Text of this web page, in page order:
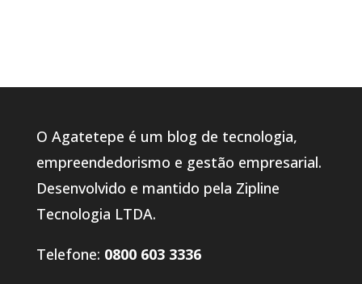
O Agatetepe é um blog de tecnologia,
empreendedorismo e gestão empresarial.
Desenvolvido e mantido pela Zipline
Tecnologia LTDA.
Telefone: 0800 603 3336